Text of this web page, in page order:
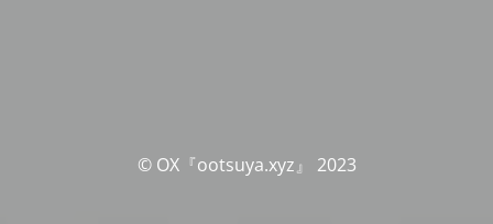
© OX『ootsuya.xyz』 2023